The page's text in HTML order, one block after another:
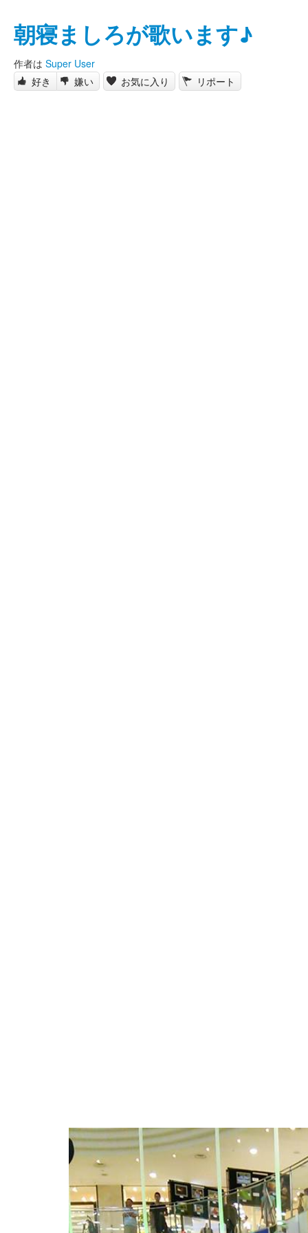
朝寝ましろが歌います♪
作者は Super User
好き
嫌い お気に入り リポート